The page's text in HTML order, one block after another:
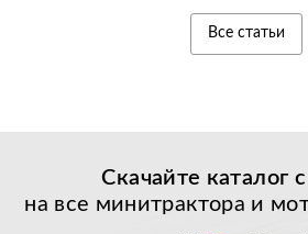
Все статьи
Скачайте каталог с
на все минитрактора и